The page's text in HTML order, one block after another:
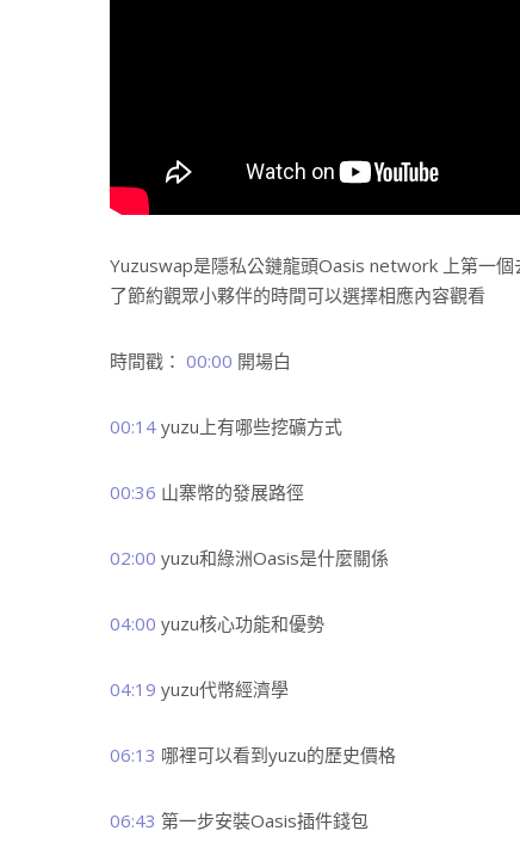
Yuzuswap是隱私公鏈龍頭Oasis network 上第一
了節約觀眾小夥伴的時間可以選擇相應內容觀看
時間戳： 00:00 開場白
00:14 yuzu上有哪些挖礦方式
00:36 山寨幣的發展路徑
02:00 yuzu和綠洲Oasis是什麼關係
04:00 yuzu核心功能和優勢
04:19 yuzu代幣經濟學
06:13 哪裡可以看到yuzu的歷史價格
06:43 第一步安裝Oasis插件錢包